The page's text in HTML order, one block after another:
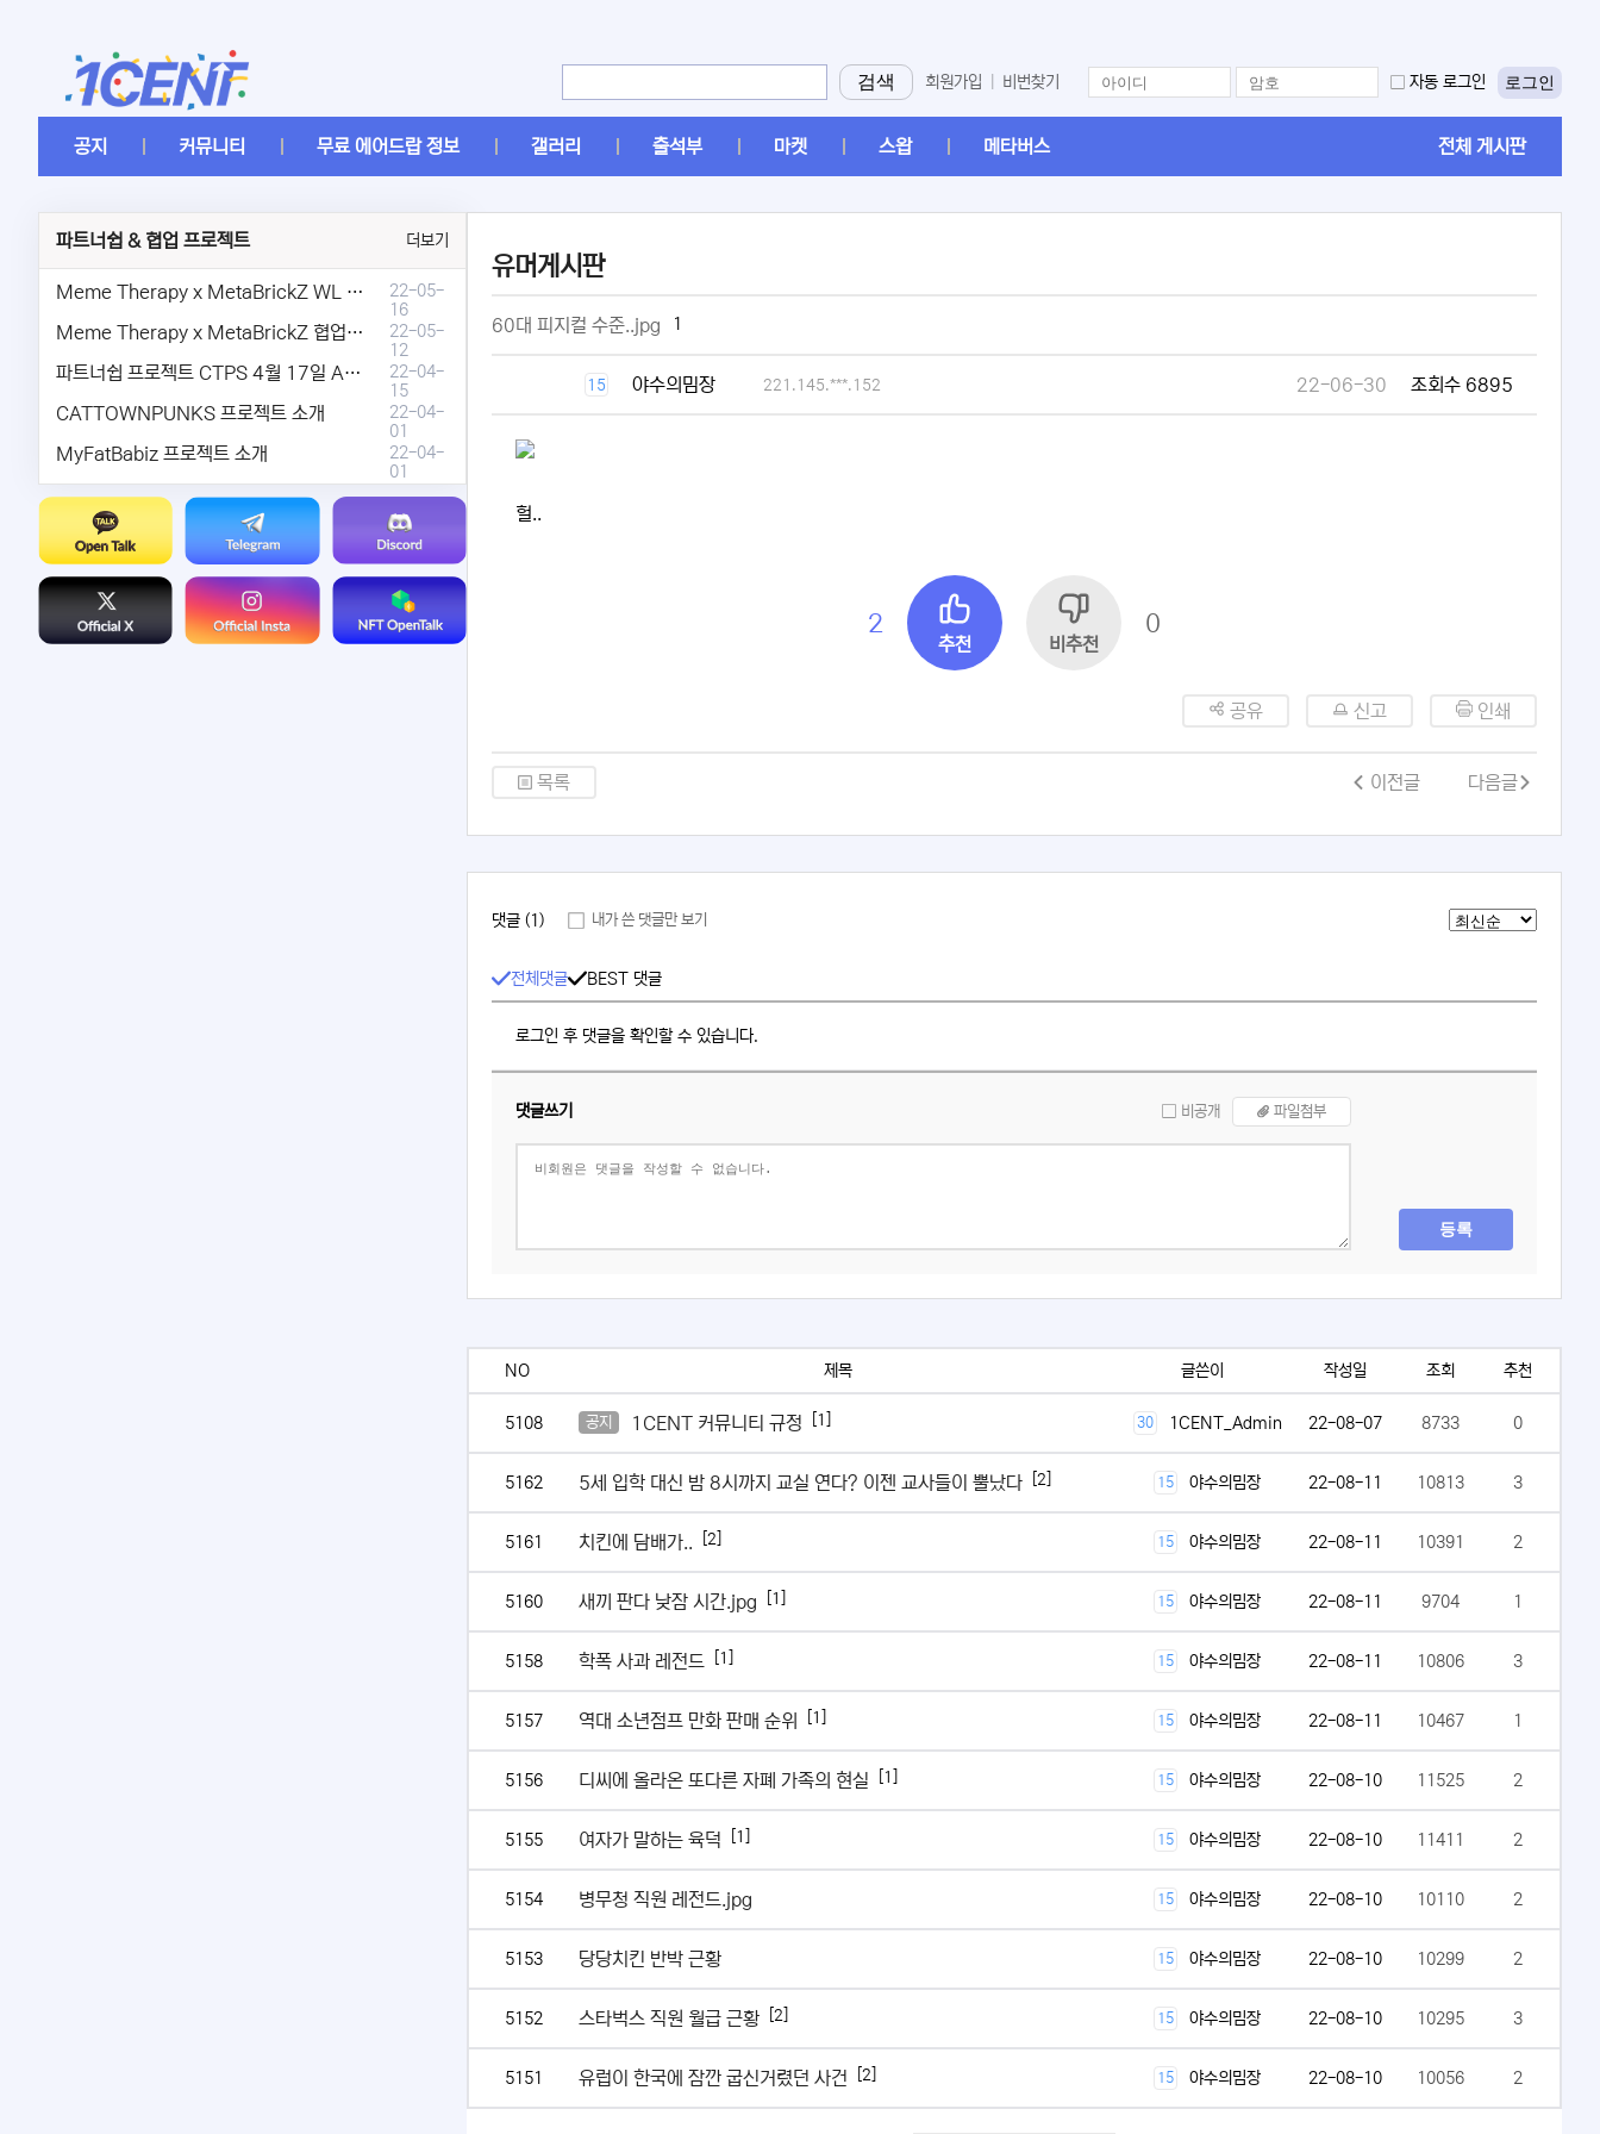
검색 회원가입 비번찾기 자동 로그인 로그인
공지 커뮤니티 무료 에어드랍 정보 갤러리 출석부 마켓 스왑 메타버스 전체 게시판
파트너쉽 & 협업 프로젝트 더보기
Meme Therapy x MetaBrickZ WL & AriDrop 이벤트 결과안내!
22-05-
16
Meme Therapy x MetaBrickZ 협업 & WL , AriDrop 이벤트 안내 [1]
22-05-
12
파트너쉽 프로젝트 CTPS 4월 17일 AMA안내.
22-04-
15
CATTOWNPUNKS 프로젝트 소개
22-04-
01
MyFatBabiz 프로젝트 소개
22-04-
01
유머게시판
60대 피지컬 수준..jpg 1
15 야수의밈장 221.145.***.152 22-06-30 조회수 6895
헐..
2
추천 비추천
0
공유 신고 인쇄
목록 이전글 다음글
댓글 (1) 내가 쓴 댓글만 보기
전체댓글 BEST 댓글
로그인 후 댓글을 확인할 수 있습니다.
댓글쓰기 비공개 파일첨부
등록
NO 제목 글쓴이 작성일 조회 추천
5108 공지 1CENT 커뮤니티 규정 [1] 30 1CENT_Admin 22-08-07 8733 0
5162 5세 입학 대신 밤 8시까지 교실 연다? 이젠 교사들이 뿔났다 [2] 15 야수의밈장 22-08-11 10813 3
5161 치킨에 담배가.. [2] 15 야수의밈장 22-08-11 10391 2
5160 새끼 판다 낮잠 시간.jpg [1] 15 야수의밈장 22-08-11 9704 1
5158 학폭 사과 레전드 [1] 15 야수의밈장 22-08-11 10806 3
5157 역대 소년점프 만화 판매 순위 [1] 15 야수의밈장 22-08-11 10467 1
5156 디씨에 올라온 또다른 자폐 가족의 현실 [1] 15 야수의밈장 22-08-10 11525 2
5155 여자가 말하는 육덕 [1] 15 야수의밈장 22-08-10 11411 2
5154 병무청 직원 레전드.jpg 15 야수의밈장 22-08-10 10110 2
5153 당당치킨 반박 근황 15 야수의밈장 22-08-10 10299 2
5152 스타벅스 직원 월급 근황 [2] 15 야수의밈장 22-08-10 10295 3
5151 유럽이 한국에 잠깐 굽신거렸던 사건 [2] 15 야수의밈장 22-08-10 10056 2